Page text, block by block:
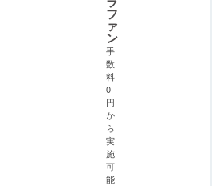
フ
ァ
ン
手
数
料
0
円
か
ら
実
施
可
能